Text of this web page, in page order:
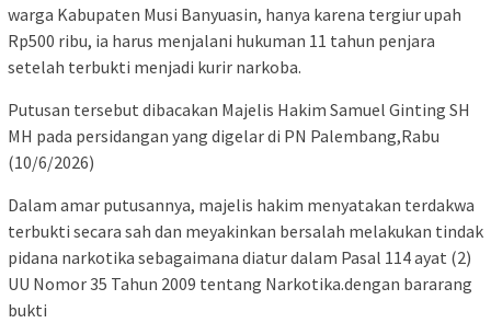
warga Kabupaten Musi Banyuasin, hanya karena tergiur upah
Rp500 ribu, ia harus menjalani hukuman 11 tahun penjara
setelah terbukti menjadi kurir narkoba.
Putusan tersebut dibacakan Majelis Hakim Samuel Ginting SH
MH pada persidangan yang digelar di PN Palembang,Rabu
(10/6/2026)
Dalam amar putusannya, majelis hakim menyatakan terdakwa
terbukti secara sah dan meyakinkan bersalah melakukan tindak
pidana narkotika sebagaimana diatur dalam Pasal 114 ayat (2)
UU Nomor 35 Tahun 2009 tentang Narkotika.dengan bararang
bukti